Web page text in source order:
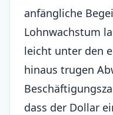
anfängliche
Lohnwachstum
leicht unter den
hinaus trugen
dass der Dollar